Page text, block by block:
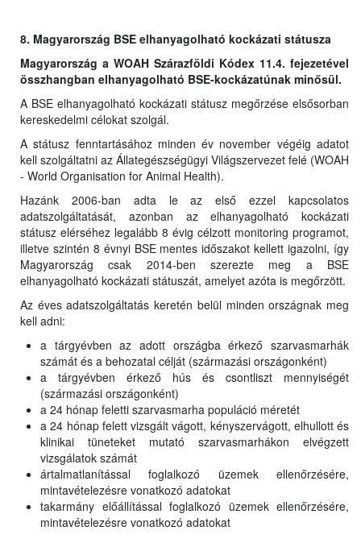
8. Magyarország BSE elhanyagolható kockázati státusza
Magyarország a WOAH Szárazföldi Kódex 11.4. fejezetével
összhangban elhanyagolható BSE-kockázatúnak minősül.
A BSE elhanyagolható kockázati státusz megőrzése elsősorban
kereskedelmi célokat szolgál.
A státusz fenntartásához minden év november végéig adatot
kell szolgáltatni az Állategészségügyi Világszervezet felé (WOAH
- World Organisation for Animal Health).
Hazánk 2006-ban adta le az első ezzel kapcsolatos
adatszolgáltatását, azonban az elhanyagolható kockázati
státusz elérséhez legalább 8 évig célzott monitoring programot,
illetve szintén 8 évnyi BSE mentes időszakot kellett igazolni, így
Magyarország csak 2014-ben szerezte meg a BSE
elhanyagolható kockázati státuszát, amelyet azóta is megőrzött.
Az éves adatszolgáltatás keretén belül minden országnak meg
kell adni:
a tárgyévben az adott országba érkező szarvasmarhák
számát és a behozatal célját (származási országonként)
a tárgyévben érkező hús és csontliszt mennyiségét
(származási országonként)
a 24 hónap feletti szarvasmarha populáció méretét
a 24 hónap felett vizsgált vágott, kényszervágott, elhullott és
klinikai tüneteket mutató szarvasmarhákon elvégzett
vizsgálatok számát
ártalmatlanítással foglalkozó üzemek ellenőrzésére,
mintavételezésre vonatkozó adatokat
takarmány előállítással foglalkozó üzemek ellenőrzésére,
mintavételezésre vonatkozó adatokat